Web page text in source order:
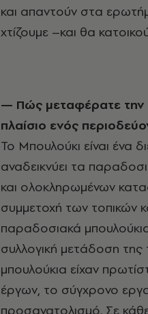
και απαντούν στα
χτίζουμε –και θα
— Πώς μεταφέρατε την ιστορική εμπειρία των μπουλουκιών στο σύγχρονο
πλαίσιο ενός
Το Μπουλούκι είναι ένα
αναδεικνύει τα
και ολοκληρωμένων
συμμετοχή των τοπικών
παραδοσιακά
συλλογική μετάδοση
μπουλούκια είχαν
έργων, το σύγχρονο
προσανατολισμό. Σε